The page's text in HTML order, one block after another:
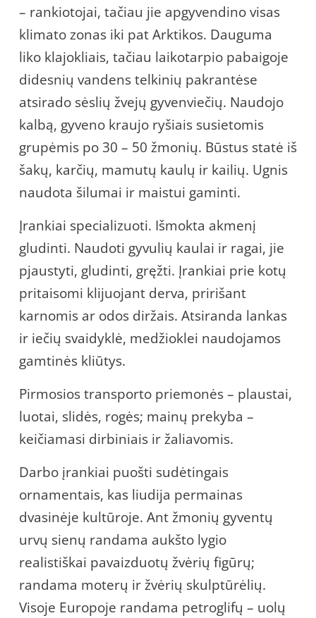
– rankiotojai, tačiau jie apgyvendino visas
klimato zonas iki pat Arktikos. Dauguma
liko klajokliais, tačiau laikotarpio pabaigoje
didesnių vandens telkinių pakrantėse
atsirado sėslių žvejų gyvenviečių. Naudojo
kalbą, gyveno kraujo ryšiais susietomis
grupėmis po 30 – 50 žmonių. Būstus statė iš
šakų, karčių, mamutų kaulų ir kailių. Ugnis
naudota šilumai ir maistui gaminti.
Įrankiai specializuoti. Išmokta akmenį
gludinti. Naudoti gyvulių kaulai ir ragai, jie
pjaustyti, gludinti, gręžti. Įrankiai prie kotų
pritaisomi klijuojant derva, pririšant
karnomis ar odos diržais. Atsiranda lankas
ir iečių svaidyklė, medžioklei naudojamos
gamtinės kliūtys.
Pirmosios transporto priemonės – plaustai,
luotai, slidės, rogės; mainų prekyba –
keičiamasi dirbiniais ir žaliavomis.
Darbo įrankiai puošti sudėtingais
ornamentais, kas liudija permainas
dvasinėje kultūroje. Ant žmonių gyventų
urvų sienų randama aukšto lygio
realistiškai pavaizduotų žvėrių figūrų;
randama moterų ir žvėrių skulptūrėlių.
Visoje Europoje randama petroglifų – uolų